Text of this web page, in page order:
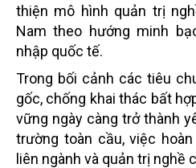
thiện mô hình quản trị
Nam theo hướng minh
nhập quốc tế.
Trong bối cảnh các tiêu
gốc, chống khai thác bất
vững ngày càng trở thành
trường toàn cầu, việc
liên ngành và quản trị nghề